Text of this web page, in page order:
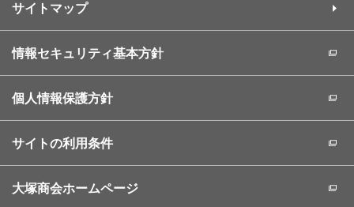
サイトマップ
情報セキュリティ基本方針
個人情報保護方針
サイトの利用条件
大塚商会ホームページ